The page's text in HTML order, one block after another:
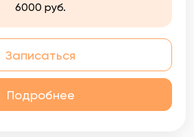
6000 руб.
Записаться
Подробнее